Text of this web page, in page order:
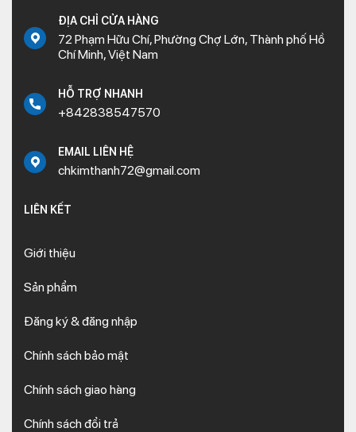
ĐỊA CHỈ CỬA HÀNG
72 Phạm Hữu Chí, Phường Chợ Lớn, Thành phố Hồ
Chí Minh, Việt Nam
HỖ TRỢ NHANH
+842838547570
EMAIL LIÊN HỆ
chkimthanh72@gmail.com
LIÊN KẾT
Giới thiệu
Sản phẩm
Đăng ký & đăng nhập
Chính sách bảo mật
Chính sách giao hàng
Chính sách đổi trả